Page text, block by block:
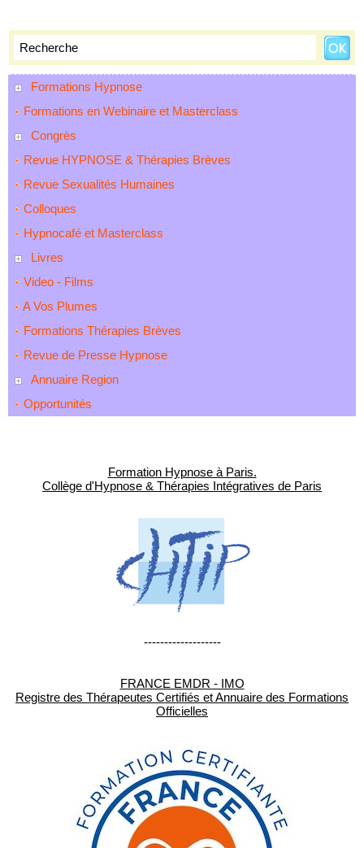
Formations Hypnose
Formations en Webinaire et Masterclass
Congrès
Revue HYPNOSE & Thérapies Brèves
Revue Sexualités Humaines
Colloques
Hypnocafé et Masterclass
Livres
Video - Films
A Vos Plumes
Formations Thérapies Brèves
Revue de Presse Hypnose
Annuaire Region
Opportunités
Formation Hypnose à Paris.
Collège d'Hypnose & Thérapies Intégratives de Paris
-------------------
FRANCE EMDR - IMO
Registre des Thérapeutes Certifiés et Annuaire des Formations
Officielles